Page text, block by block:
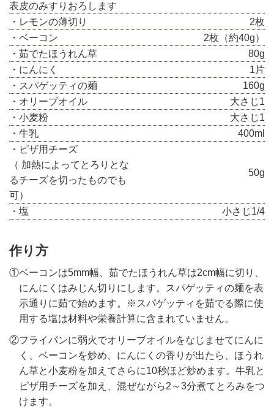
表皮のみすりおろします
・レモンの薄切り
2枚
・ベーコン
2枚（約40g）
・茹でたほうれん草
80g
・にんにく
1片
・スパゲッティの麺
160g
・オリーブオイル
大さじ1
・小麦粉
大さじ1
・牛乳
400ml
・ピザ用チーズ
（ 加熱によってとろりとな
るチーズを切ったものでも
可）
50g
・塩 小さじ1/4
作り方
①ベーコンは5mm幅、茹でたほうれん草は2cm幅に切り、
にんにくはみじん切りにします。スパゲッティの麺を表
示通りに茹で始めます。※スパゲッティを茹でる際に使
用する塩は材料や栄養計算に含まれていません。
②フライパンに弱火でオリーブオイルをなじませてにんに
く、ベーコンを炒め、にんにくの香りが出たら、ほうれ
ん草と小麦粉を加えてさらに10秒ほど炒めます。牛乳と
ピザ用チーズを加え、混ぜながら2～3分煮てとろみをつ
けます。